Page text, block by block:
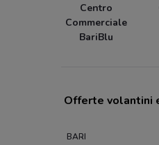
Centro
Commerciale
BariBlu
Offerte volantini
BARI